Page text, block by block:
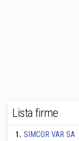
Lista firme
1. SIMCOR VAR SA